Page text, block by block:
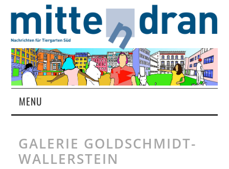
MENU
MAGAZIN
GALERIE GOLDSCHMIDT-
WALLERSTEIN